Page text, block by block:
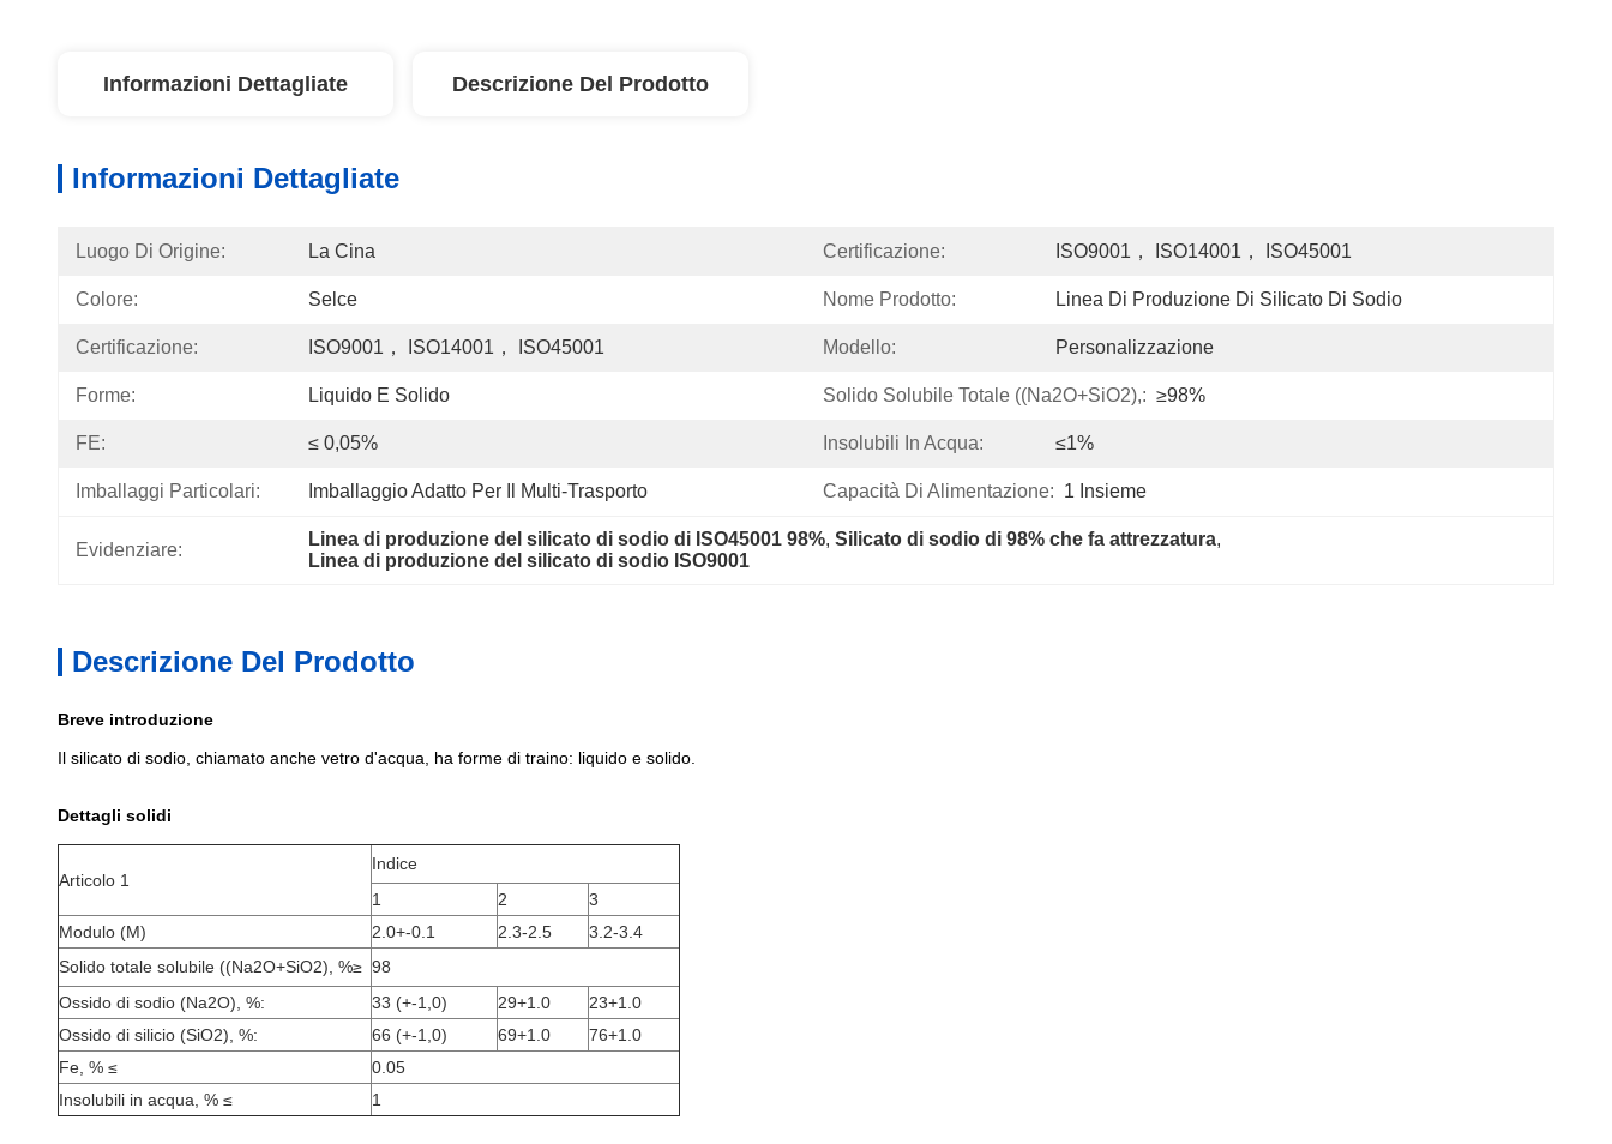
Informazioni Dettagliate Descrizione Del Prodotto
Informazioni Dettagliate
Luogo Di Origine: La Cina Certificazione: ISO9001， ISO14001， ISO45001
Colore: Selce Nome Prodotto: Linea Di Produzione Di Silicato Di Sodio
Certificazione: ISO9001， ISO14001， ISO45001 Modello: Personalizzazione
Forme: Liquido E Solido Solido Solubile Totale ((Na2O+SiO2),: ≥98%
FE: ≤ 0,05% Insolubili In Acqua: ≤1%
Imballaggi Particolari: Imballaggio Adatto Per Il Multi-Trasporto Capacità Di Alimentazione: 1 Insieme
Evidenziare:
Linea di produzione del silicato di sodio di ISO45001 98%, Silicato di sodio di 98% che fa attrezzatura,
Linea di produzione del silicato di sodio ISO9001
Descrizione Del Prodotto
Breve introduzione
Il silicato di sodio, chiamato anche vetro d'acqua, ha forme di traino: liquido e solido.
Dettagli solidi
Articolo 1
Indice
1
2
3
Modulo (M)
2.0+-0.1 2.3-2.5
3.2-3.4
Solido totale solubile ((Na2O+SiO2), %≥ 98
Ossido di sodio (Na2O), %:
33 (+-1,0) 29+1.0
23+1.0
Ossido di silicio (SiO2), %:
66 (+-1,0) 69+1.0
76+1.0
Fe, % ≤
0.05
Insolubili in acqua, % ≤
1